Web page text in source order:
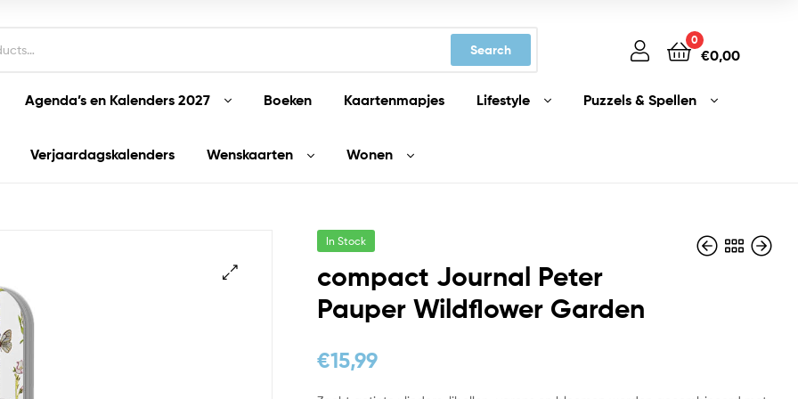
Search
0
€0,00
Agenda’s en Kalenders 2027 Boeken Kaartenmapjes Lifestyle Puzzels & Spellen
Verjaardagskalenders Wenskaarten Wonen
In Stock
compact Journal Peter
Pauper Wildflower Garden
€15,99